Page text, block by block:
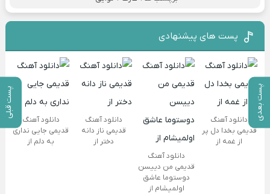
پست بعدی پست قبلی
پست های پیشنهادی
دانلود آهنگ
قدیمی بخدا دل پر
از غمه از
دانلود آهنگ
قدیمی من دییسن
دوستوما عاشق
اولمیشام از
دانلود آهنگ
قدیمی ناز دانه
دختر از
دانلود آهنگ
قدیمی جایی نداری
به دلم از